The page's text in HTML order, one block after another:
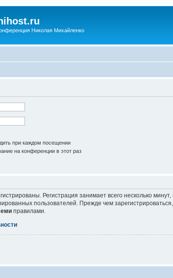
Николая Михайленко
при каждом посещении
на конференции в этот раз
Регистрация занимает всего несколько
пользователей. Прежде чем
правилами.